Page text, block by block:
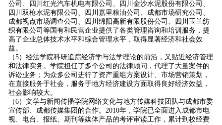
公司、四川红光汽车机电有限公司、四川金沙水泥股份有限公司、
四川双枪水泥有限公司、四川嘉里粮油公司、成都市场研究公司、
成都视点市场调查公司、四川绵阳高新有限股份公司、四川玉兰纺
织有限公司等国有和民营企业提供了各类管理咨询和培训服务，提
高了企业总体技术水平和综合管理水平，取得显著经济和社会效
益。
（5）经法学院科研追踪经济学与法学理论的前沿，又贴近经济管理
和法律实务。学院担任了多个公司的法律顾问，代理了大量案件的
诉讼业务；为众多公司进行了资产重组方案设计、市场营销策划，
在直接服务于社会，服务于地方经济建设方面取得良好经济效益，
社会影响较大。
（6）文学与新闻传播学院网络文化与地方传媒科技团队与成都市委
宣传部、成都传媒集团的合作。 2010年，学院已全面进入成都市电
视、电台、报纸、期刊等媒体产品的考评审读工作，累计到校经费